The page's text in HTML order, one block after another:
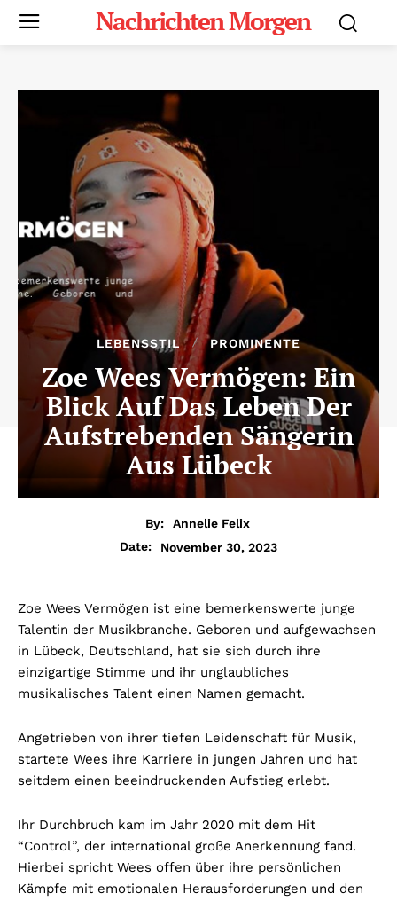
Nachrichten Morgen
LEBENSSTIL PROMINENTE
Zoe Wees Vermögen: Ein
Blick Auf Das Leben Der
Aufstrebenden Sängerin
Aus Lübeck
By:
Annelie Felix
Date:
November 30, 2023
Zoe Wees Vermögen ist eine bemerkenswerte junge
Talentin der Musikbranche. Geboren und aufgewachsen
in Lübeck, Deutschland, hat sie sich durch ihre
einzigartige Stimme und ihr unglaubliches
musikalisches Talent einen Namen gemacht.
Angetrieben von ihrer tiefen Leidenschaft für Musik,
startete Wees ihre Karriere in jungen Jahren und hat
seitdem einen beeindruckenden Aufstieg erlebt.
Ihr Durchbruch kam im Jahr 2020 mit dem Hit
“Control”, der international große Anerkennung fand.
Hierbei spricht Wees offen über ihre persönlichen
Kämpfe mit emotionalen Herausforderungen und den